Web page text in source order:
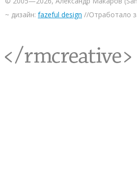
~ дизайн: fazeful design //Отработало
<rmcreative/>